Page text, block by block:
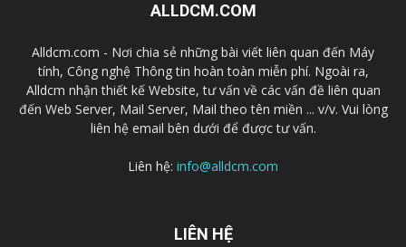
ALLDCM.COM
Alldcm.com - Nơi chia sẻ những bài viết liên quan đến Máy
tính, Công nghệ Thông tin hoàn toàn miễn phí. Ngoài ra,
Alldcm nhận thiết kế Website, tư vấn về các vấn đề liên quan
đến Web Server, Mail Server, Mail theo tên miền ... v/v. Vui lòng
liên hệ email bên dưới để được tư vấn.
Liên hệ: info@alldcm.com
LIÊN HỆ